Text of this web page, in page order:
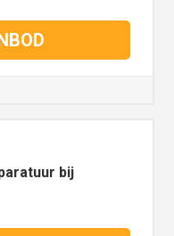
bij